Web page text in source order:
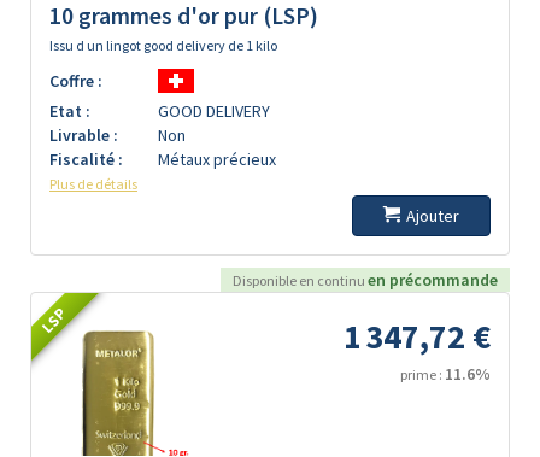
10 grammes d'or pur (LSP)
Issu d un lingot good delivery de 1 kilo
Coffre :
Etat :
GOOD DELIVERY
Livrable :
Non
Fiscalité :
Métaux précieux
Plus de détails
Ajouter
Disponible en continu en précommande
LSP 1 347,72 €
prime : 11.6%